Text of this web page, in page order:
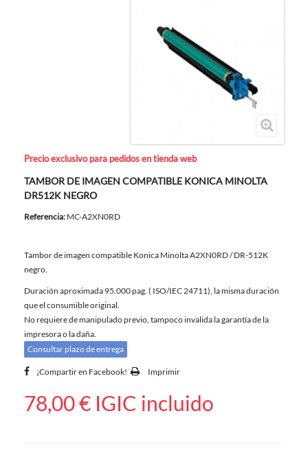
Precio exclusivo para pedidos en tienda web
TAMBOR DE IMAGEN COMPATIBLE KONICA MINOLTA
DR512K NEGRO
Referencia: MC-A2XN0RD
Tambor de imagen compatible Konica Minolta A2XN0RD / DR-512K
negro.
Duración aproximada 95.000 pag. ( ISO/IEC 24711), la misma duración
que el consumible original.
No requiere de manipulado previo, tampoco invalida la garantía de la
impresora o la daña.
Consultar plazo de entrega
¡Compartir en Facebook! Imprimir
78,00 € IGIC incluido